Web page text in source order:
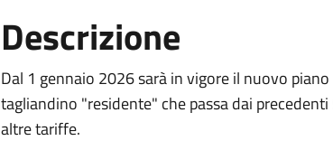
Descrizione
Dal 1 gennaio 2026 sarà in vigore il nuovo
tagliandino "residente" che passa dai
altre tariffe.